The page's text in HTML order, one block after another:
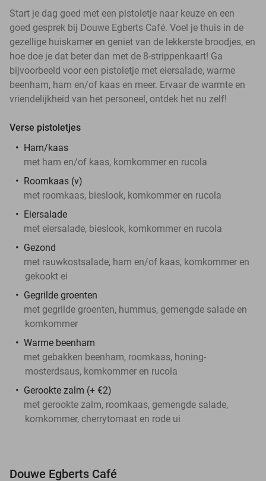
Start je dag goed met een pistoletje naar keuze en een
goed gesprek bij Douwe Egberts Café. Voel je thuis in de
gezellige huiskamer en geniet van de lekkerste broodjes, en
hoe doe je dat beter dan met de 8-strippenkaart! Ga
bijvoorbeeld voor een pistoletje met eiersalade, warme
beenham, ham en/of kaas en meer. Ervaar de warmte en
vriendelijkheid van het personeel, ontdek het nu zelf!
Verse pistoletjes
Ham/kaas
met ham en/of kaas, komkommer en rucola
Roomkaas (v)
met roomkaas, bieslook, komkommer en rucola
Eiersalade
met eiersalade, bieslook, komkommer en rucola
Gezond
met rauwkostsalade, ham en/of kaas, komkommer en
gekookt ei
Gegrilde groenten
met gegrilde groenten, hummus, gemengde salade en
komkommer
Warme beenham
met gebakken beenham, roomkaas, honing-
mosterdsaus, komkommer en rucola
Gerookte zalm (+ €2)
met gerookte zalm, roomkaas, gemengde salade,
komkommer, cherrytomaat en rode ui
Douwe Egberts Café